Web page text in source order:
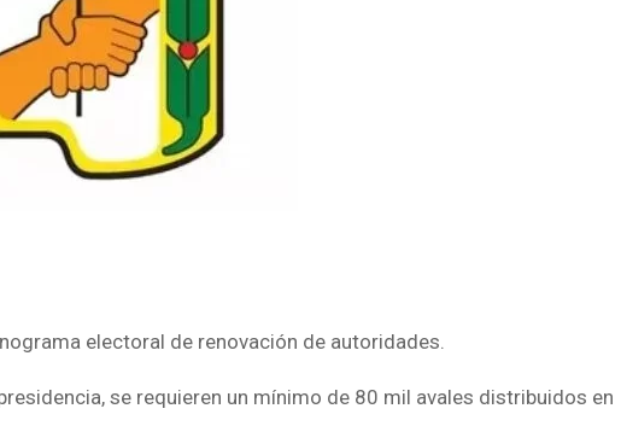
electoral de renovación de autoridades.
se requieren un mínimo de 80 mil avales distribuidos en